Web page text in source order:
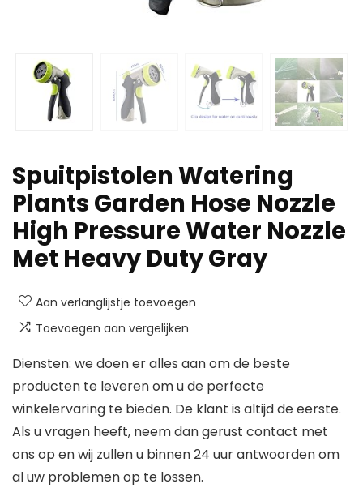
Spuitpistolen Watering
Plants Garden Hose Nozzle
High Pressure Water Nozzle
Met Heavy Duty Gray
Aan verlanglijstje toevoegen
Toevoegen aan vergelijken
Diensten: we doen er alles aan om de beste
producten te leveren om u de perfecte
winkelervaring te bieden. De klant is altijd de eerste.
Als u vragen heeft, neem dan gerust contact met
ons op en wij zullen u binnen 24 uur antwoorden om
al uw problemen op te lossen.